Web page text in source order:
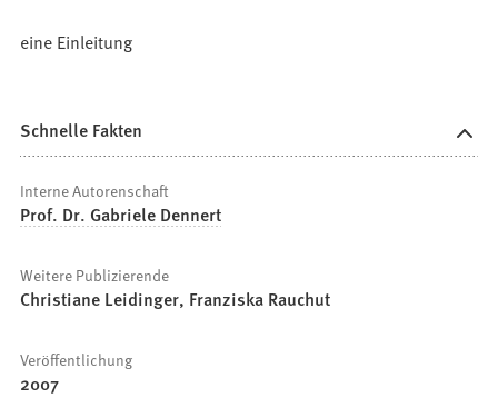
eine Einleitung
Schnelle Fakten
Interne Autorenschaft
Prof. Dr. Gabriele Dennert
Weitere Publizierende
Christiane Leidinger, Franziska Rauchut
Veröffentlichung
2007